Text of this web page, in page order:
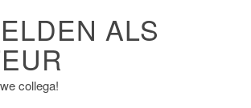
ALS
collega!